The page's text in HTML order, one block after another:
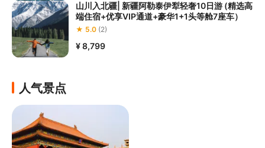
山川入北疆| 新疆阿勒泰伊犁轻奢10日游 (精选高
端住宿+优享VIP通道+豪华1+1头等舱7座车）
★ 5.0 (2)
¥ 8,799
人气景点